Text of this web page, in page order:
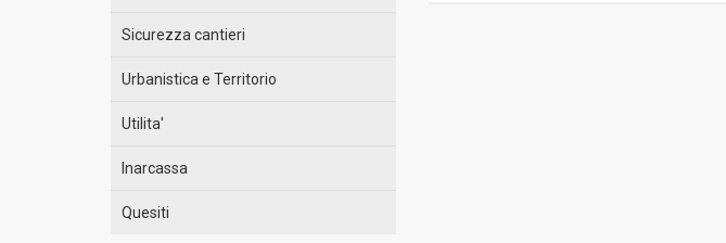
Sicurezza cantieri
Urbanistica e Territorio
Utilita'
Inarcassa
Quesiti